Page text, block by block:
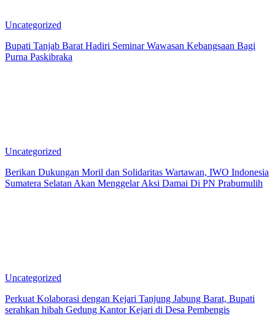
Uncategorized
Bupati Tanjab Barat Hadiri Seminar Wawasan Kebangsaan Bagi
Purna Paskibraka
Uncategorized
Berikan Dukungan Moril dan Solidaritas Wartawan, IWO Indonesia
Sumatera Selatan Akan Menggelar Aksi Damai Di PN Prabumulih
Uncategorized
Perkuat Kolaborasi dengan Kejari Tanjung Jabung Barat, Bupati
serahkan hibah Gedung Kantor Kejari di Desa Pembengis